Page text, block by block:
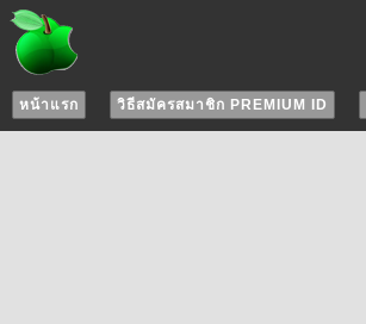
หน้าแรก วิธีสมัครสมาชิก PREMIUM ID